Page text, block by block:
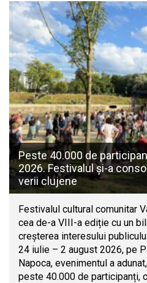
Peste 40.000 de
2026. Festivalul și-a
verii clujene
Festivalul cultural comunitar
cea de-a VIII-a ediție cu un
creșterea interesului
24 iulie – 2 august 2026, pe
Napoca, evenimentul a
peste 40.000 de participanți,